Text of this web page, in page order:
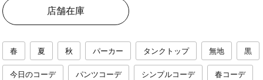
店舗在庫
春 夏 秋 パーカー タンクトップ 無地 黒
今日のコーデ パンツコーデ シンプルコーデ 春コーデ